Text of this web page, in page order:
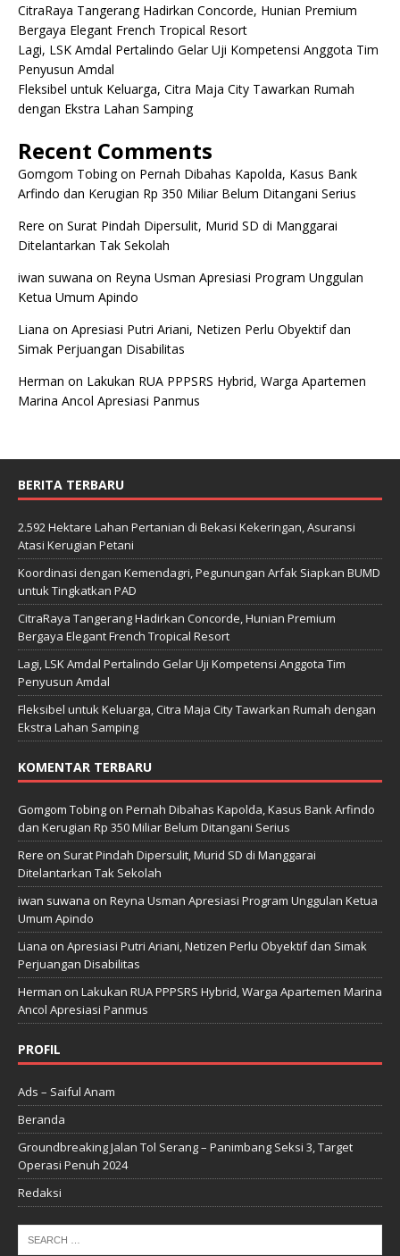
CitraRaya Tangerang Hadirkan Concorde, Hunian Premium
Bergaya Elegant French Tropical Resort
Lagi, LSK Amdal Pertalindo Gelar Uji Kompetensi Anggota Tim
Penyusun Amdal
Fleksibel untuk Keluarga, Citra Maja City Tawarkan Rumah
dengan Ekstra Lahan Samping
Recent Comments
Gomgom Tobingon Pernah Dibahas Kapolda, Kasus Bank
Arfindo dan Kerugian Rp 350 Miliar Belum Ditangani Serius
Rere on Surat Pindah Dipersulit, Murid SD di Manggarai
Ditelantarkan Tak Sekolah
iwan suwana on Reyna Usman Apresiasi Program Unggulan
Ketua Umum Apindo
Liana on Apresiasi Putri Ariani, Netizen Perlu Obyektif dan
Simak Perjuangan Disabilitas
Herman on Lakukan RUA PPPSRS Hybrid, Warga Apartemen
Marina Ancol Apresiasi Panmus
BERITA TERBARU
2.592 Hektare Lahan Pertanian di Bekasi Kekeringan, Asuransi
Atasi Kerugian Petani
Koordinasi dengan Kemendagri, Pegunungan Arfak Siapkan BUMD
untuk Tingkatkan PAD
CitraRaya Tangerang Hadirkan Concorde, Hunian Premium
Bergaya Elegant French Tropical Resort
Lagi, LSK Amdal Pertalindo Gelar Uji Kompetensi Anggota Tim
Penyusun Amdal
Fleksibel untuk Keluarga, Citra Maja City Tawarkan Rumah dengan
Ekstra Lahan Samping
KOMENTAR TERBARU
Gomgom Tobing on Pernah Dibahas Kapolda, Kasus Bank Arfindo
dan Kerugian Rp 350 Miliar Belum Ditangani Serius
Rere on Surat Pindah Dipersulit, Murid SD di Manggarai
Ditelantarkan Tak Sekolah
iwan suwana on Reyna Usman Apresiasi Program Unggulan Ketua
Umum Apindo
Liana on Apresiasi Putri Ariani, Netizen Perlu Obyektif dan Simak
Perjuangan Disabilitas
Herman on Lakukan RUA PPPSRS Hybrid, Warga Apartemen Marina
Ancol Apresiasi Panmus
PROFIL
Ads – Saiful Anam
Beranda
Groundbreaking Jalan Tol Serang – Panimbang Seksi 3, Target
Operasi Penuh 2024
Redaksi